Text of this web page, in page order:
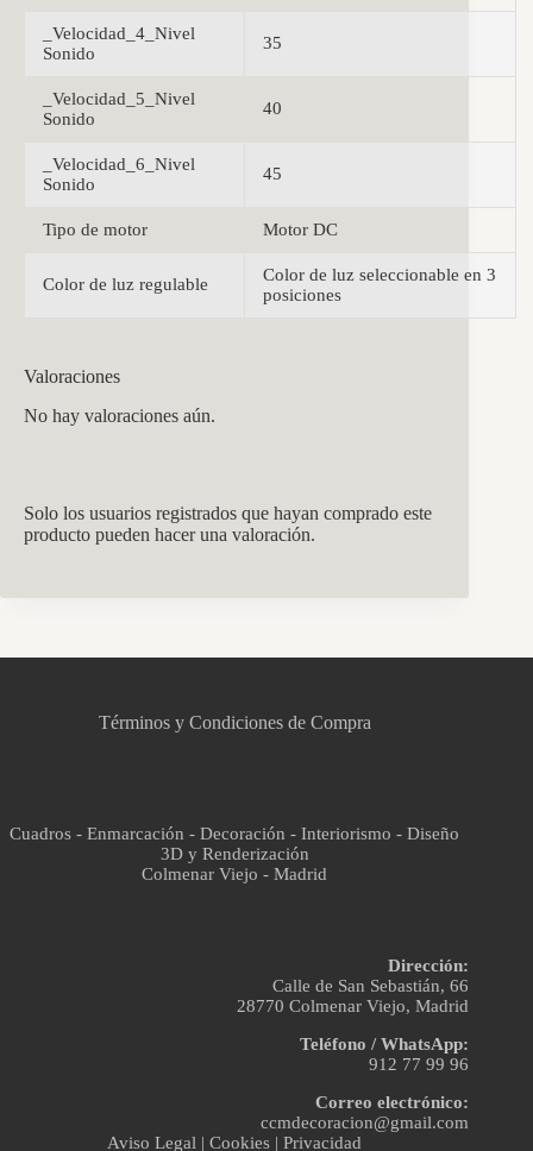
_Velocidad_4_Nivel
Sonido
35
_Velocidad_5_Nivel
Sonido
40
_Velocidad_6_Nivel
Sonido
45
Tipo de motor Motor DC
Color de luz regulable
Color de luz seleccionable en 3
posiciones
Valoraciones
No hay valoraciones aún.
Solo los usuarios registrados que hayan comprado este
producto pueden hacer una valoración.
Términos y Condiciones de Compra
Cuadros - Enmarcación - Decoración - Interiorismo - Diseño
3D y Renderización
Colmenar Viejo - Madrid
Dirección:
Calle de San Sebastián, 66
28770 Colmenar Viejo, Madrid
Teléfono / WhatsApp:
912 77 99 96
Correo electrónico:
ccmdecoracion@gmail.com
Aviso Legal |Cookies |Privacidad
Asistente virtual · En línea